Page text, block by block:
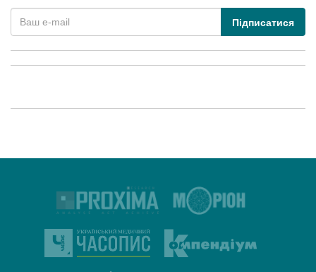
Підписатися